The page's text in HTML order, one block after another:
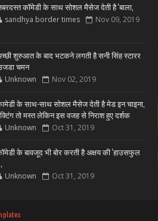
कॉमेडी के साथ सोशल मैसेज देती है 'बाला,
sandhya border times Nov 09, 2019
शुरुआत के बाद भटकने लगती है सनी सिंह स्टारर
चमन
Unknown Nov 02, 2019
के साथ-साथ सोशल मैसेज देती है मेड इन चाइना,
तो मस्त लेकिन इस वजह से निराश हुए दर्शक
Unknown Oct 31, 2019
के बावजूद भी बोर करती है अक्षय की 'हाउसफुल
Unknown Oct 31, 2019